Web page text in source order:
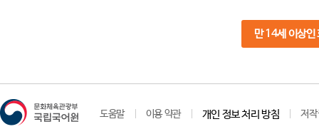
만 14세 이상인
도움말 이용 약관 개인 정보 처리 방침 저